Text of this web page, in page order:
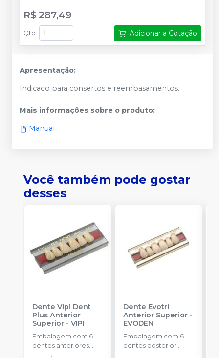
R$ 287,49
Qtd : Adicionar a Cotação
Apresentação:
Indicado para consertos e reembasamentos.
Mais informações sobre o produto:
Manual
Você também pode gostar
desses
Dente Vipi Dent
Plus Anterior
Superior -VIPI
Embalagem com 6
dentes anteriores
superiores.
Dente Evotri
Anterior Superior-
EVODEN
Embalagem com 6
dentes posterior